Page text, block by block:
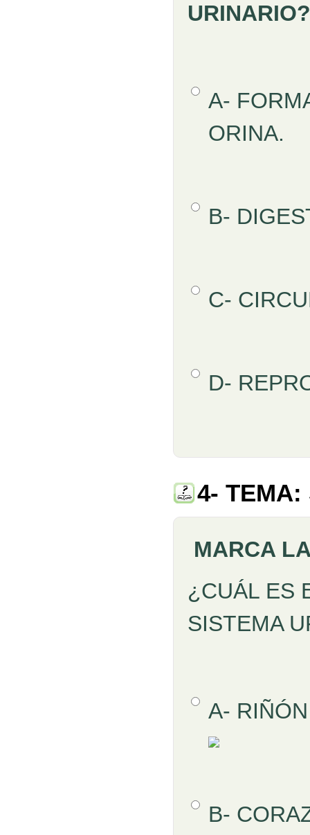
URINARIO?
Respuestas
Opción 1A-
ORINA.
Opción 2B-
Opción 3C-
Opción 4D-
4- TEMA:
Pregunta
MARCA
¿CUÁL ES
SISTEMA
Respuestas
Opción 1A-
Opción 2B-